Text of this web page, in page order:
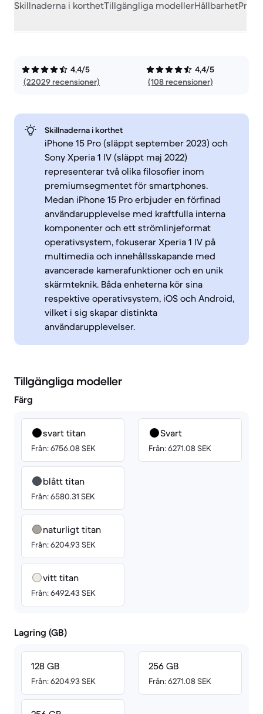
Skillnaderna i korthetTillgängliga modellerHållbarhet
4,4/5
(22029 recensioner)
4,4/5
(108 recensioner)
Skillnaderna i korthet
iPhone 15 Pro (släppt september 2023) och
Sony Xperia 1 IV (släppt maj 2022)
representerar två olika filosofier inom
premiumsegmentet för smartphones.
Medan iPhone 15 Pro erbjuder en förfinad
användarupplevelse med kraftfulla interna
komponenter och ett strömlinjeformat
operativsystem, fokuserar Xperia 1 IV på
multimedia och innehållsskapande med
avancerade kamerafunktioner och en unik
skärmteknik. Båda enheterna kör sina
respektive operativsystem, iOS och Android,
vilket i sig skapar distinkta
användarupplevelser.
Tillgängliga modeller
Färg
svart titan
Från: 6756.08 SEK
blått titan
Från: 6580.31 SEK
naturligt titan
Från: 6204.93 SEK
vitt titan
Från: 6492.43 SEK
Svart
Från: 6271.08 SEK
Lagring (GB)
128 GB
Från: 6204.93 SEK
256 GB
Från: 6271.08 SEK